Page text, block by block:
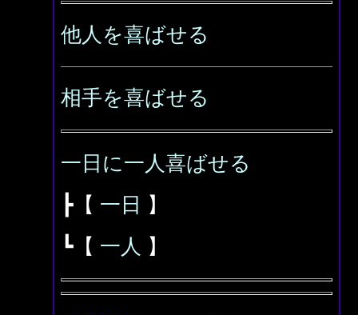
他人を喜ばせる
相手を喜ばせる
一日に一人喜ばせる
┣【 一日
】
┗【 一人 】